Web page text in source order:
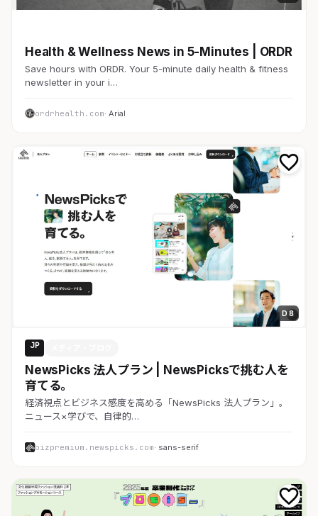
Health & Wellness News in 5-Minutes | ORDR
Save hours with ORDR. Your 5-minute daily health & fitness
newsletter in your i…
ordrhealth.com· Arial
D 8
JP
NewsPicks 法人プラン | NewsPicksで挑む人を
育てる。
経済視点とビジネス感度を高める「NewsPicks 法人プラン」。
ニュース×学びで、自律的…
bizpremium.newspicks.com· sans-serif